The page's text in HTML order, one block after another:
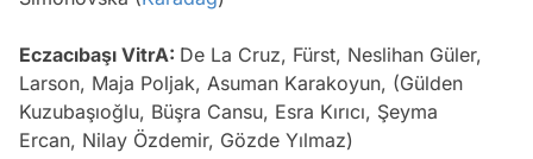
Eczacıbaşı VitrA: De La Cruz, Fürst, Neslihan Güler,
Larson, Maja Poljak, Asuman Karakoyun, (Gülden
Kuzubaşıoğlu, Büşra Cansu, Esra Kırıcı, Şeyma
Ercan, Nilay Özdemir, Gözde Yılmaz)